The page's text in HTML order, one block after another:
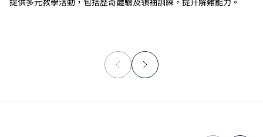
提供多元教學活動，包括歷奇體驗及領袖訓練，提升解難能力。